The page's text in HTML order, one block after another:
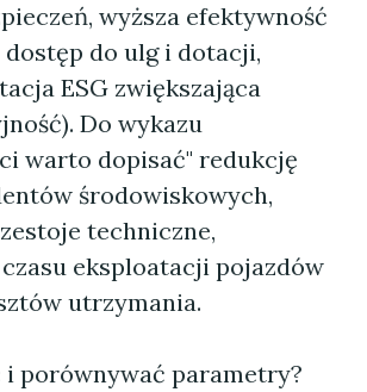
wyższa efektywność
do ulg i dotacji,
ESG zwiększająca
Do wykazu
warto dopisać" redukcję
środowiskowych,
techniczne,
eksploatacji pojazdów
utrzymania.
i porównywać parametry?